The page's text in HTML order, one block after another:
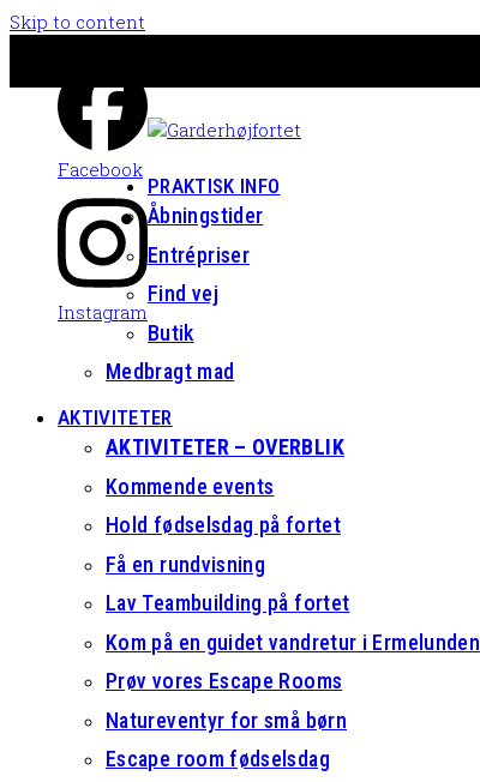
Skip to content
Facebook
Instagram
PRAKTISK INFO
Åbningstider
Entrépriser
Find vej
Butik
Medbragt mad
AKTIVITETER
AKTIVITETER – OVERBLIK
Kommende events
Hold fødselsdag på fortet
Få en rundvisning
Lav Teambuilding på fortet
Kom på en guidet vandretur i Ermelunden
Prøv vores Escape Rooms
Natureventyr for små børn
Escape room fødselsdag